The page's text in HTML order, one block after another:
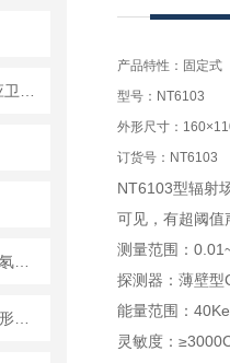
产品特性：固定式
型号：NT6103
外形尺寸：
订货号：NT6103
NT6103型辐射
可见，有超阈值
测量范围：
探测器：薄壁型
能量范围：
灵敏度： ≥